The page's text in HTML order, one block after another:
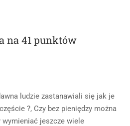
na 41 punktów
ludzie zastanawiali się jak je
?, Czy bez pieniędzy można
jeszcze wiele